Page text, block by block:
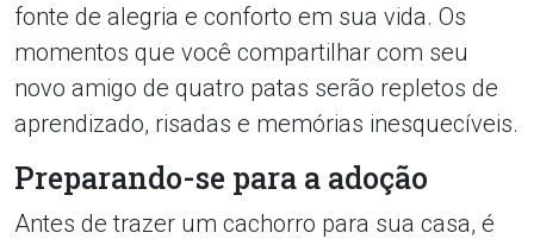
fonte de alegria e conforto em sua vida. Os
momentos que você compartilhar com seu
novo amigo de quatro patas serão repletos de
aprendizado, risadas e memórias inesquecíveis.
Preparando-se para a adoção
Antes de trazer um cachorro para sua casa, é